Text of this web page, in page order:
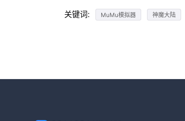
关键词: MuMu模拟器 神魔大陆